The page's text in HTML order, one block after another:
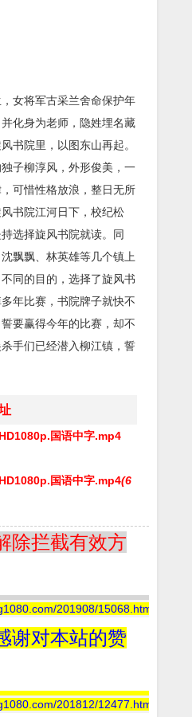
女将军古采兰舍命保护年
化身为老师，隐姓埋名藏
书院里，以图东山再起。
子柳淳风，外形俊美，一
可惜性格放浪，整日无所
书院江河日下，校纪松
选择旋风书院就读。同
飘飘、林英雄等几个镇上
同的目的，选择了旋风书
年比赛，书院牌子就快不
要赢得今年的比赛，却不
手们已经潜入柳江镇，誓
国语中字.mp4
国语中字.mp4(6
除拦截有效方
201908/15068.html
谢对本站的赞
201812/12477.html